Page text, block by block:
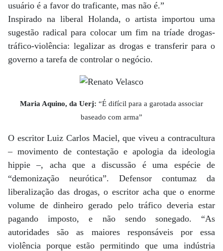
usuário é a favor do traficante, mas não é.”
Inspirado na liberal Holanda, o artista importou uma
sugestão radical para colocar um fim na tríade drogas-
tráfico-violência: legalizar as drogas e transferir para o
governo a tarefa de controlar o negócio.
Maria Aquino, da Uerj: “É difícil para a garotada associar
baseado com arma”
O escritor Luiz Carlos Maciel, que viveu a contracultura
– movimento de contestação e apologia da ideologia
hippie –, acha que a discussão é uma espécie de
“demonização neurótica”. Defensor contumaz da
liberalização das drogas, o escritor acha que o enorme
volume de dinheiro gerado pelo tráfico deveria estar
pagando imposto, e não sendo sonegado. “As
autoridades são as maiores responsáveis por essa
violência porque estão permitindo que uma indústria